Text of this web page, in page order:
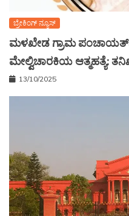
ಬ್ರೇಕಿಂಗ್ ನ್ಯೂಸ್
ಮಳಖೇಡ ಗ್ರಾಮ
ಮೇಲ್ವಿಚಾರಕಿಯ ಆತ್ಮಹತ್ಯೆ:
13/10/2025